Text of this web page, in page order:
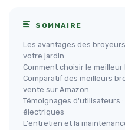
SOMMAIRE
Les avantages des
votre jardin
Comment choisir le
Comparatif des meilleurs
vente sur Amazon
Témoignages d'utilisateurs
électriques
L'entretien et la